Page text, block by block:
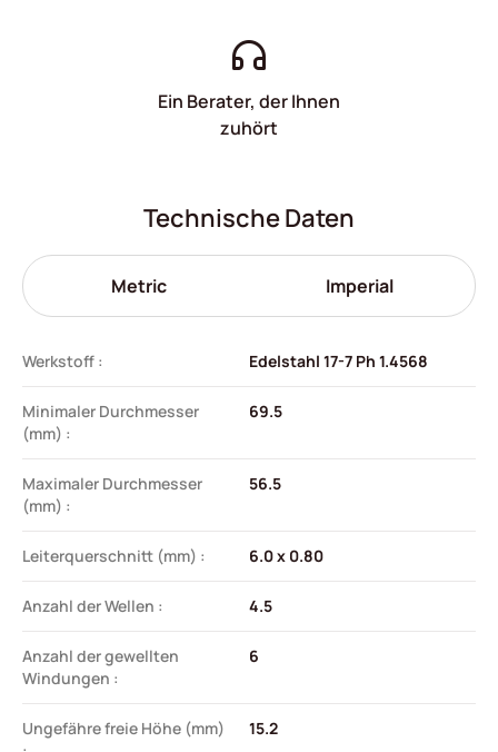
Ein Berater, der Ihnen
zuhört
Technische Daten
Metric Imperial
Werkstoff : Edelstahl 17-7 Ph 1.4568
Minimaler Durchmesser
(mm) :
69.5
Maximaler Durchmesser
(mm) :
56.5
Leiterquerschnitt (mm) : 6.0 x 0.80
Anzahl der Wellen : 4.5
Anzahl der gewellten
Windungen :
6
Ungefähre freie Höhe (mm)
15.2